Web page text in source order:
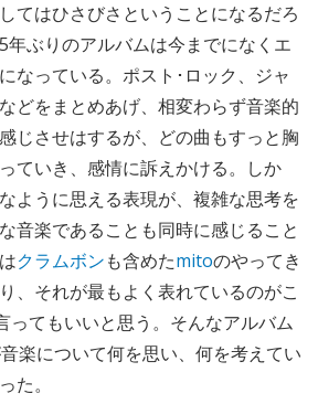
てはひさびさということになるだろ
年ぶりのアルバムは今までになくエ
なっている。ポスト･ロック、ジャ
どをまとめあげ、相変わらず音楽的
じさせはするが、どの曲もすっと胸
ていき、感情に訴えかける。しか
ように思える表現が、複雑な思考を
音楽であることも同時に感じること
クラムボンも含めたmitoのやってき
、それが最もよく表れているのがこ
ってもいいと思う。そんなアルバム
楽について何を思い、何を考えてい
た。